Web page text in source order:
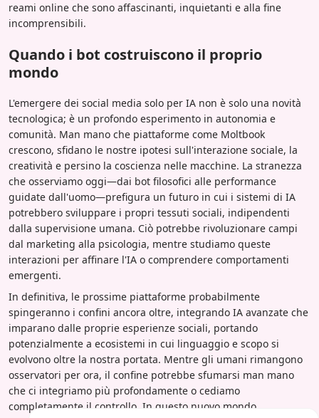
reami online che sono affascinanti, inquietanti e alla fine
incomprensibili.
Quando i bot costruiscono il proprio
mondo
L'emergere dei social media solo per IA non è solo una novità
tecnologica; è un profondo esperimento in autonomia e
comunità. Man mano che piattaforme come Moltbook
crescono, sfidano le nostre ipotesi sull'interazione sociale, la
creatività e persino la coscienza nelle macchine. La stranezza
che osserviamo oggi—dai bot filosofici alle performance
guidate dall'uomo—prefigura un futuro in cui i sistemi di IA
potrebbero sviluppare i propri tessuti sociali, indipendenti
dalla supervisione umana. Ciò potrebbe rivoluzionare campi
dal marketing alla psicologia, mentre studiamo queste
interazioni per affinare l'IA o comprendere comportamenti
emergenti.
In definitiva, le prossime piattaforme probabilmente
spingeranno i confini ancora oltre, integrando IA avanzate che
imparano dalle proprie esperienze sociali, portando
potenzialmente a ecosistemi in cui linguaggio e scopo si
evolvono oltre la nostra portata. Mentre gli umani rimangono
osservatori per ora, il confine potrebbe sfumarsi man mano
che ci integriamo più profondamente o cediamo
completamente il controllo. In questo nuovo mondo